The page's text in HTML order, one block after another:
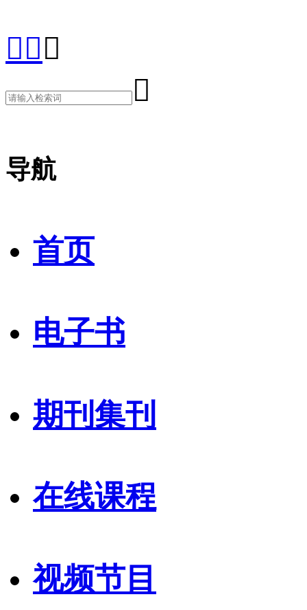


导航
首页
电子书
期刊集刊
在线课程
视频节目